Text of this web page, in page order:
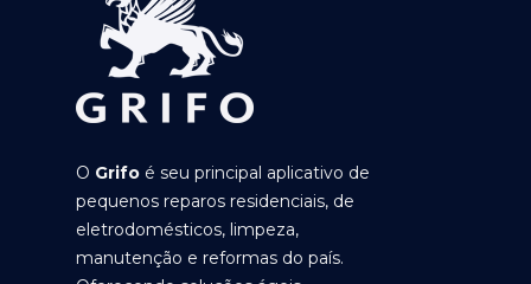
O Grifo é seu principal aplicativo de
pequenos reparos residenciais, de
eletrodomésticos, limpeza,
manutenção e reformas do país.